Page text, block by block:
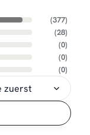
(377)
(28)
(0)
(0)
(0)